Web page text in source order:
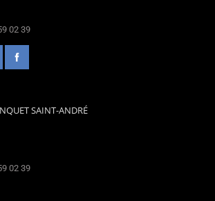
02 39
SAINT-ANDRÉ
02 39